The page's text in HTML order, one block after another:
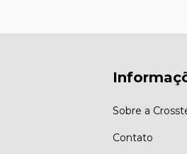
Sobre a
Contato